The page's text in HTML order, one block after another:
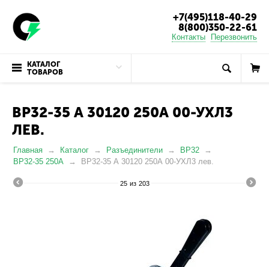
+7(495)118-40-29
8(800)350-22-61
Контакты Перезвонить
КАТАЛОГ
ТОВАРОВ
ВР32-35 А 30120 250А 00-УХЛ3
ЛЕВ.
Главная Каталог Разъединители
ВР32
ВР32-35 250А
ВР32-35 А 30120 250А 00-УХЛ3 лев.
25 из 203